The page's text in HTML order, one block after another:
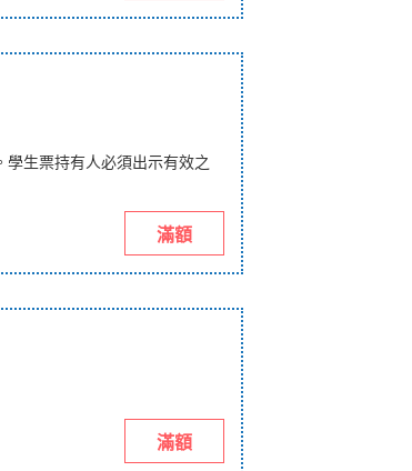
生票持有人必須出示有效之
滿額
滿額